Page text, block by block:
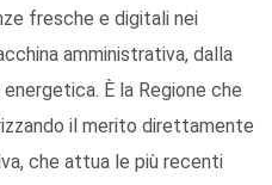
fresche e digitali nei
amministrativa, dalla
È la Regione che
il merito direttamente
che attua le più recenti